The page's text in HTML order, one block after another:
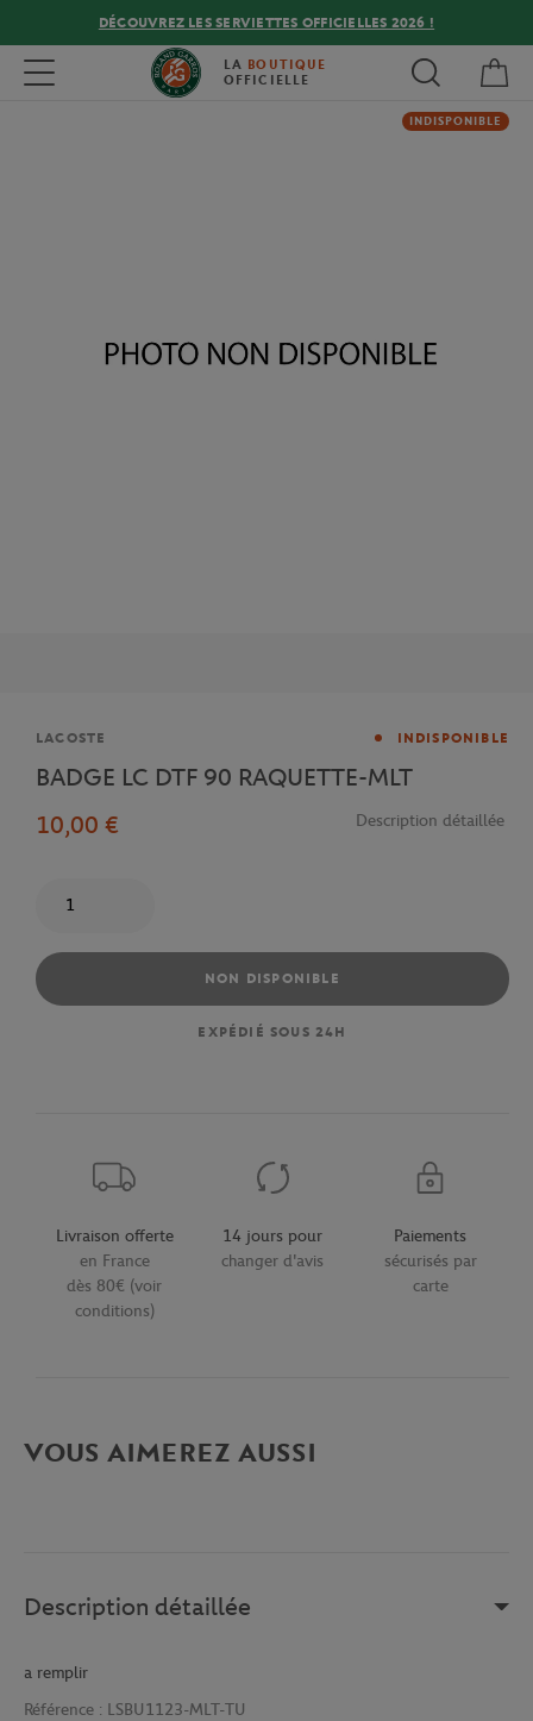
DÉCOUVREZ LES SERVIETTES OFFICIELLES 2026 !
Toggle navigation LA BOUTIQUE
OFFICIELLE
INDISPONIBLE
Marque
LACOSTE INDISPONIBLE
BADGE LC DTF 90 RAQUETTE-MLT
10,00 €
Description détaillée
NON DISPONIBLE
EXPÉDIÉ SOUS 24H
Livraison offerte
en France
dès 80€ (voir
conditions)
14 jours pour
changer d'avis
Paiements
sécurisés par
carte
VOUS AIMEREZ AUSSI
Description détaillée
a remplir
Référence : LSBU1123-MLT-TU